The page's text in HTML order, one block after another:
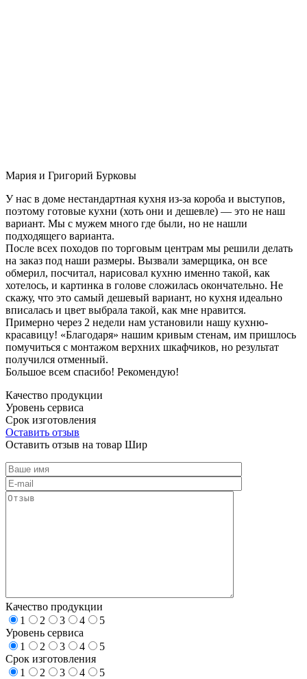
Мария и Григорий Бурковы
У нас в доме нестандартная кухня из-за короба и выступов,
поэтому готовые кухни (хоть они и дешевле) — это не наш
вариант. Мы с мужем много где были, но не нашли
подходящего варианта.
После всех походов по торговым центрам мы решили делать
на заказ под наши размеры. Вызвали замерщика, он все
обмерил, посчитал, нарисовал кухню именно такой, как
хотелось, и картинка в голове сложилась окончательно. Не
скажу, что это самый дешевый вариант, но кухня идеально
вписалась и цвет выбрала такой, как мне нравится.
Примерно через 2 недели нам установили нашу кухню-
красавицу! «Благодаря» нашим кривым стенам, им пришлось
помучиться с монтажом верхних шкафчиков, но результат
получился отменный.
Большое всем спасибо! Рекомендую!
Качество продукции
Уровень сервиса
Срок изготовления
Оставить отзыв
Оставить отзыв на товар Шир
Качество продукции
1
2 3 4
5
Уровень сервиса
1
2 3 4
5
Срок изготовления
1
2 3 4
5